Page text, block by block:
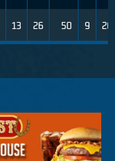
13 26 50 9 26